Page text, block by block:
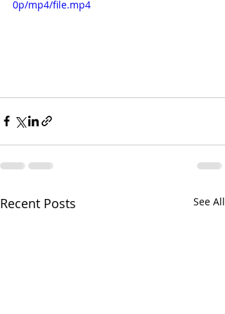
0p/mp4/file.mp4
Recent Posts See All